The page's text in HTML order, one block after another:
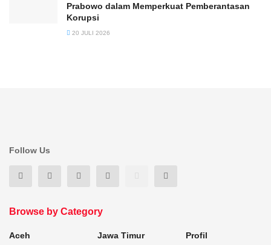
Prabowo dalam Memperkuat Pemberantasan
Korupsi
20 JULI 2026
Follow Us
Browse by Category
Aceh
Jawa Timur
Profil